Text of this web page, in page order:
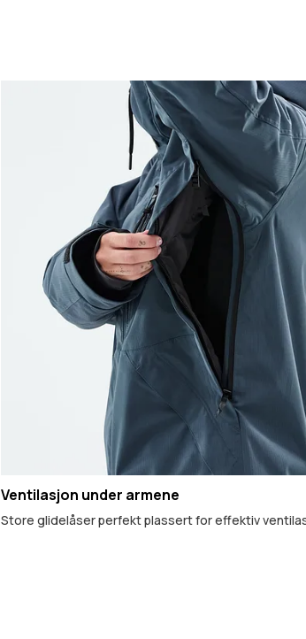
Ventilasjon under armene
Store glidelåser perfekt plassert for effektiv